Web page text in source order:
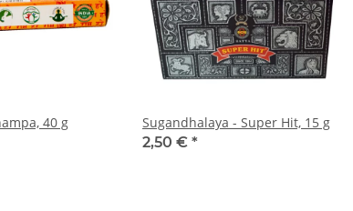
40 g
Sugandhalaya - Super Hit, 15 g
2,50 € *